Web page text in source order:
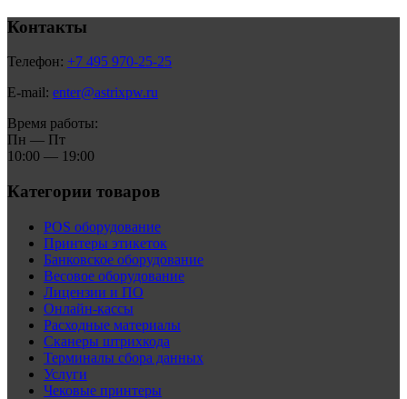
Контакты
Телефон: +7 495 970-25-25
E-mail: enter@astrixpw.ru
Время работы:
Пн — Пт
10:00 — 19:00
Категории товаров
POS оборудование
Принтеры этикеток
Банковское оборудование
Весовое оборудование
Лицензии и ПО
Онлайн-кассы
Расходные материалы
Сканеры штрихкода
Терминалы сбора данных
Услуги
Чековые принтеры